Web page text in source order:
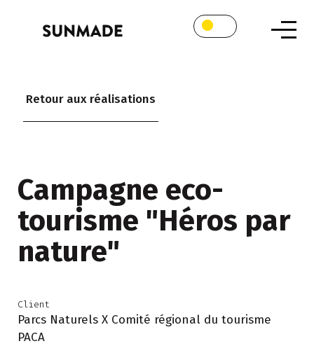
Retour aux réalisations
Campagne eco-
tourisme "Héros par
nature"
Client
Parcs Naturels X Comité régional du tourisme
PACA